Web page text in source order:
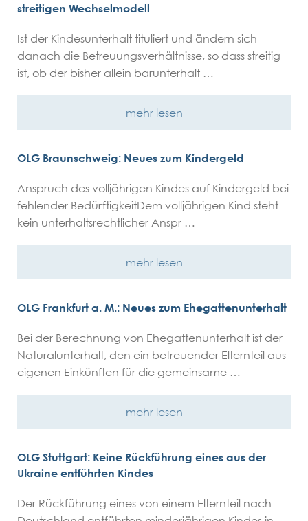
streitigen Wechselmodell
Ist der Kindesunterhalt tituliert und ändern sich
danach die Betreuungsverhältnisse, so dass streitig
ist, ob der bisher allein barunterhalt …
mehr lesen
OLG Braunschweig: Neues zum Kindergeld
Anspruch des volljährigen Kindes auf Kindergeld bei
fehlender BedürftigkeitDem volljährigen Kind steht
kein unterhaltsrechtlicher Anspr …
mehr lesen
OLG Frankfurt a. M.: Neues zum Ehegattenunterhalt
Bei der Berechnung von Ehegattenunterhalt ist der
Naturalunterhalt, den ein betreuender Elternteil aus
eigenen Einkünften für die gemeinsame …
mehr lesen
OLG Stuttgart: Keine Rückführung eines aus der
Ukraine entführten Kindes
Der Rückführung eines von einem Elternteil nach